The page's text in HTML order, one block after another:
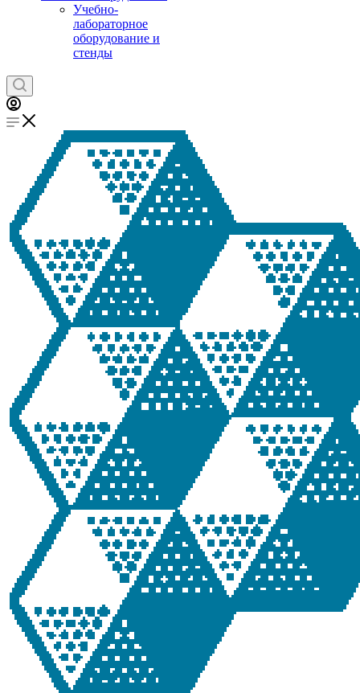
Учебно-
лабораторное
оборудование и
стенды